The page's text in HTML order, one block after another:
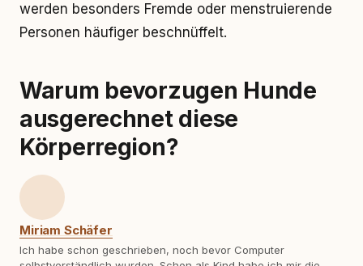
werden besonders Fremde oder menstruierende
Personen häufiger beschnüffelt.
Warum bevorzugen Hunde
ausgerechnet diese
Körperregion?
Miriam Schäfer
Ich habe schon geschrieben, noch bevor Computer